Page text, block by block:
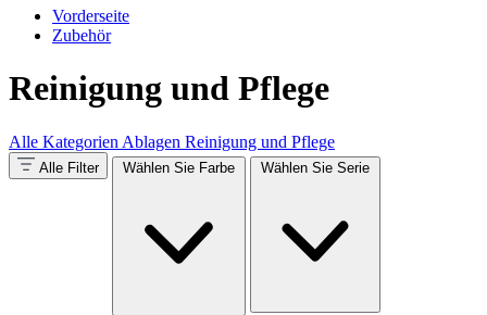
Vorderseite
Zubehör
Reinigung und Pflege
Alle Kategorien Ablagen Reinigung und Pflege
Alle Filter Wählen Sie Farbe Wählen Sie Serie